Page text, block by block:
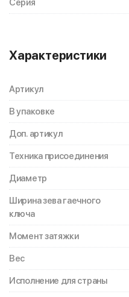
Серия
Характеристики
Артикул
В упаковке
Доп. артикул
Техника присоединения
Диаметр
Ширина зева гаечного
ключа
Момент затяжки
Вес
Исполнение для страны